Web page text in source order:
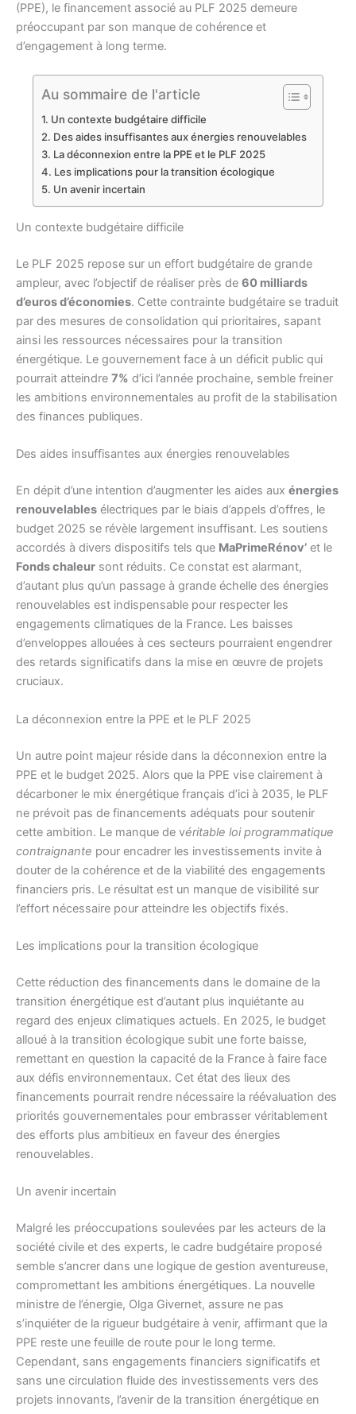
(PPE), le financement associé au PLF 2025 demeure
préoccupant par son manque de cohérence et
d’engagement à long terme.
Au sommaire de l'article
Un contexte budgétaire difficile
Des aides insuffisantes aux énergies renouvelables
La déconnexion entre la PPE et le PLF 2025
Les implications pour la transition écologique
Un avenir incertain
Un contexte budgétaire difficile
Le PLF 2025 repose sur un effort budgétaire de grande
ampleur, avec l’objectif de réaliser près de 60 milliards
d’euros d’économies. Cette contrainte budgétaire se traduit
par des mesures de consolidation qui prioritaires, sapant
ainsi les ressources nécessaires pour la transition
énergétique. Le gouvernement face à un déficit public qui
pourrait atteindre 7% d’ici l’année prochaine, semble freiner
les ambitions environnementales au profit de la stabilisation
des finances publiques.
Des aides insuffisantes aux énergies renouvelables
En dépit d’une intention d’augmenter les aides aux énergies
renouvelables électriques par le biais d’appels d’offres, le
budget 2025 se révèle largement insuffisant. Les soutiens
accordés à divers dispositifs tels que MaPrimeRénov’ et le
Fonds chaleur sont réduits. Ce constat est alarmant,
d’autant plus qu’un passage à grande échelle des énergies
renouvelables est indispensable pour respecter les
engagements climatiques de la France. Les baisses
d’enveloppes allouées à ces secteurs pourraient engendrer
des retards significatifs dans la mise en œuvre de projets
cruciaux.
La déconnexion entre la PPE et le PLF 2025
Un autre point majeur réside dans la déconnexion entre la
PPE et le budget 2025. Alors que la PPE vise clairement à
décarboner le mix énergétique français d’ici à 2035, le PLF
ne prévoit pas de financements adéquats pour soutenir
cette ambition. Le manque de véritable loi programmatique
contraignante pour encadrer les investissements invite à
douter de la cohérence et de la viabilité des engagements
financiers pris. Le résultat est un manque de visibilité sur
l’effort nécessaire pour atteindre les objectifs fixés.
Les implications pour la transition écologique
Cette réduction des financements dans le domaine de la
transition énergétique est d’autant plus inquiétante au
regard des enjeux climatiques actuels. En 2025, le budget
alloué à la transition écologique subit une forte baisse,
remettant en question la capacité de la France à faire face
aux défis environnementaux. Cet état des lieux des
financements pourrait rendre nécessaire la réévaluation des
priorités gouvernementales pour embrasser véritablement
des efforts plus ambitieux en faveur des énergies
renouvelables.
Un avenir incertain
Malgré les préoccupations soulevées par les acteurs de la
société civile et des experts, le cadre budgétaire proposé
semble s’ancrer dans une logique de gestion aventureuse,
compromettant les ambitions énergétiques. La nouvelle
ministre de l’énergie, Olga Givernet, assure ne pas
s’inquiéter de la rigueur budgétaire à venir, affirmant que la
PPE reste une feuille de route pour le long terme.
Cependant, sans engagements financiers significatifs et
sans une circulation fluide des investissements vers des
projets innovants, l’avenir de la transition énergétique en